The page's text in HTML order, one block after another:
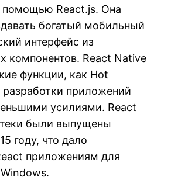
помощью React.js. Она
богатый мобильный
интерфейс из
компонентов. React Native
функции, как Hot
разработки приложений
усилиями. React
были выпущены
году, что дало
приложениям для